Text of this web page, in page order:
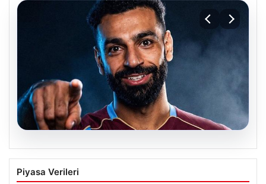
05.08.2026
Mohamed Salah transferinin detayları
açıklandı!
Piyasa Verileri